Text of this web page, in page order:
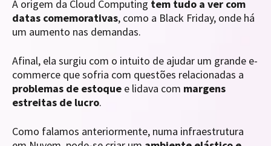
A origem da Cloud Computing tem tudo a ver com
datas comemorativas, como a Black Friday, onde há
um aumento nas demandas.
Afinal, ela surgiu com o intuito de ajudar um grande e-
commerce que sofria com questões relacionadas a
problemas de estoque e lidava com margens
estreitas de lucro.
Como falamos anteriormente, numa infraestrutura